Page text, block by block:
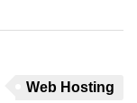
Web Hosting